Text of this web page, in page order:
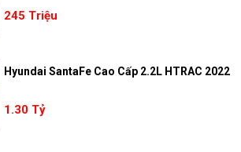
245 Triệu
Hyundai SantaFe Cao Cấp 2.2L HTRAC 2022
1.30 Tỷ